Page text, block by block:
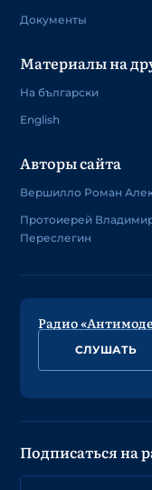
Документы
Материалы на
На български
English
Авторы сайта
Вершилло Роман
Протоиерей
Переслегин
Радио
СЛУШАТЬ
Подписаться на